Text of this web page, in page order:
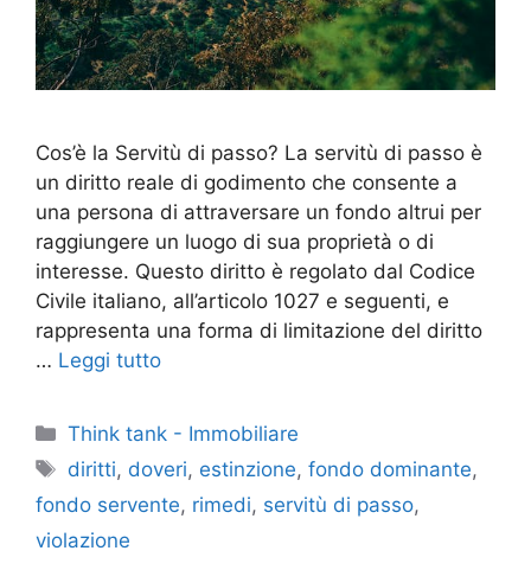
Cos’è la Servitù di passo? La servitù di passo è
un diritto reale di godimento che consente a
una persona di attraversare un fondo altrui per
raggiungere un luogo di sua proprietà o di
interesse. Questo diritto è regolato dal Codice
Civile italiano, all’articolo 1027 e seguenti, e
rappresenta una forma di limitazione del diritto
… Leggi tutto
Categorie
Think tank - Immobiliare
Tag
diritti, doveri, estinzione,fondo dominante,
fondo servente, rimedi, servitù di passo,
violazione